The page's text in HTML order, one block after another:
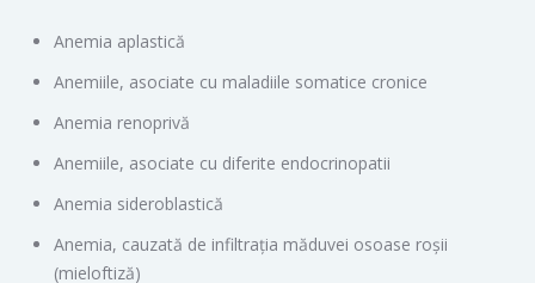
Anemia aplastică
Anemiile, asociate cu maladiile somatice cronice
Anemia renoprivă
Anemiile, asociate cu diferite endocrinopatii
Anemia sideroblastică
Anemia, cauzată de infiltraţia măduvei osoase roşii
(mieloftiză)